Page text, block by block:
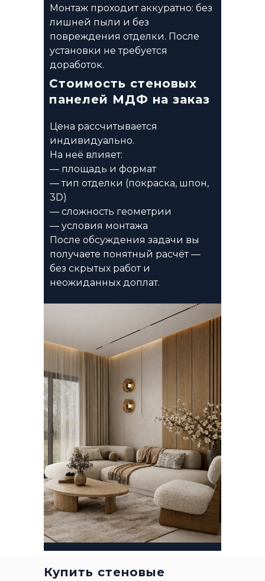
Стоимость стеновых
панелей МДФ на заказ
Монтаж проходит аккуратно: без
лишней пыли и без
повреждения отделки. После
установки не требуется
доработок.
Цена рассчитывается
индивидуально.
На неё влияет:
— площадь и формат
— тип отделки (покраска, шпон,
3D)
— сложность геометрии
— условия монтажа
После обсуждения задачи вы
получаете понятный расчёт —
без скрытых работ и
неожиданных доплат.
Купить стеновые